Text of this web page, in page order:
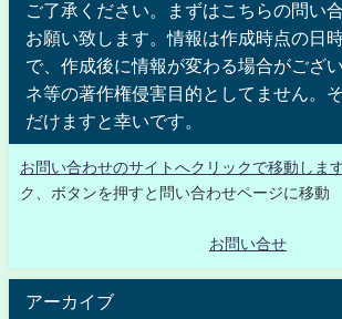
ご了承ください。まずはこちらの問い
お願い致します。情報は作成時点の日
で、作成後に情報が変わる場合がござ
ネ等の著作権侵害目的としてません。
だけますと幸いです。
お問い合わせのサイトへクリックで移動しま
ク、ボタンを押すと問い合わせページに移動
お問い合せ
アーカイブ